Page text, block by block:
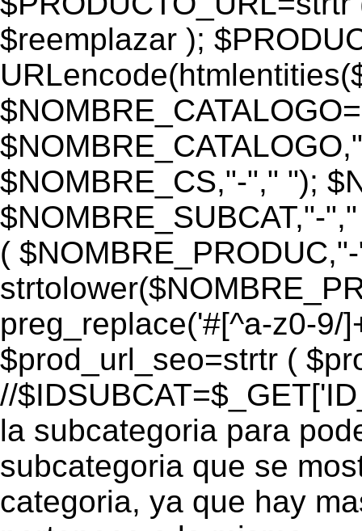
$reemplazar );
$NOMBRE_CS,"-"," ");
$NOMBRE_SUBCAT,"-
(
preg_replace('#[^a-z0-9/
$prod_url_seo=strtr (
//
la subcategoria para
subcategoria que se
categoria, ya que hay